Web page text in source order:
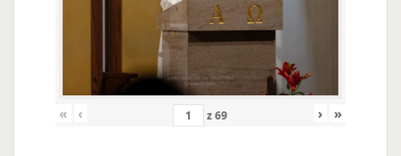
« ‹ z69 › »